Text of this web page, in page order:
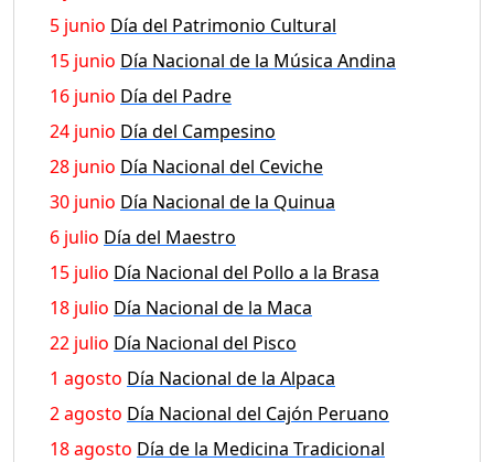
5 junio Día del Patrimonio Cultural
15 junio Día Nacional de la Música Andina
16 junio Día del Padre
24 junio Día del Campesino
28 junio Día Nacional del Ceviche
30 junio Día Nacional de la Quinua
6 julio Día del Maestro
15 julio Día Nacional del Pollo a la Brasa
18 julio Día Nacional de la Maca
22 julio Día Nacional del Pisco
1 agosto Día Nacional de la Alpaca
2 agosto Día Nacional del Cajón Peruano
18 agosto Día de la Medicina Tradicional